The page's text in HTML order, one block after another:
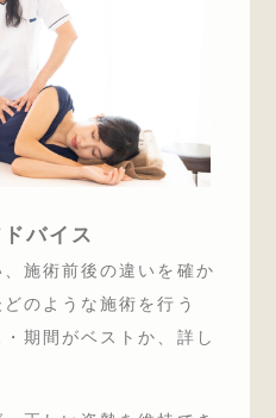
バイス
施術前後の違いを確か
のような施術を行う
期間がベストか、詳し